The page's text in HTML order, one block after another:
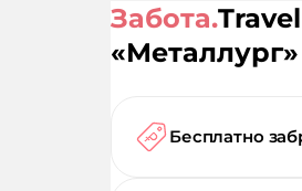
Забота.
«Металлург»
Бесплатно